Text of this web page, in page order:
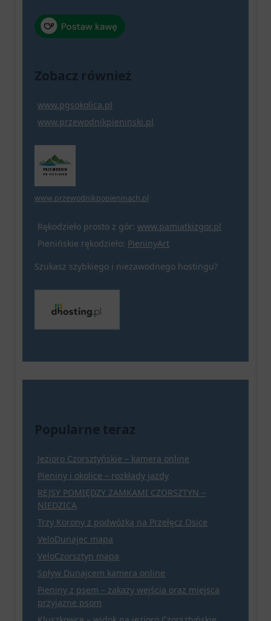
Zobacz również
www.pgsokolica.pl
www.przewodnikpieninski.pl
www.przewodnikpopieninach.pl
Rękodzieło prosto z gór:www.pamiatkizgor.pl
Pienińskie rękodzieło: PieninyArt
Szukasz szybkiego i niezawodnego hostingu?
Popularne teraz
Jezioro Czorsztyńskie – kamera online
Pieniny i okolice – rozkłady jazdy
REJSY POMIĘDZY ZAMKAMI CZORSZTYN –
NIEDZICA
Trzy Korony z podwózką na Przełęcz Osice
VeloDunajec mapa
VeloCzorsztyn mapa
Spływ Dunajcem kamera online
Pieniny z psem – zakazy wejścia oraz miejsca
przyjazne psom